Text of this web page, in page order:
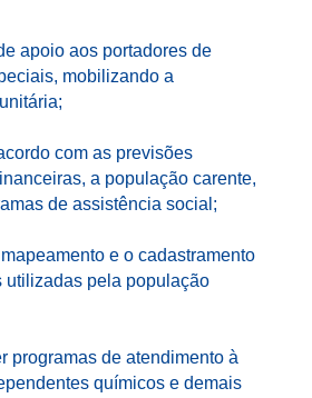
apoio aos portadores de
mobilizando a
com as previsões
a população carente,
de assistência social;
e o cadastramento
utilizadas pela população
programas de atendimento à
químicos e demais